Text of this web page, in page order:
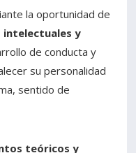
Funcionarios
Egresados
la oportunidad de
intelectuales y
de conducta y
su personalidad
sentido de
teóricos y